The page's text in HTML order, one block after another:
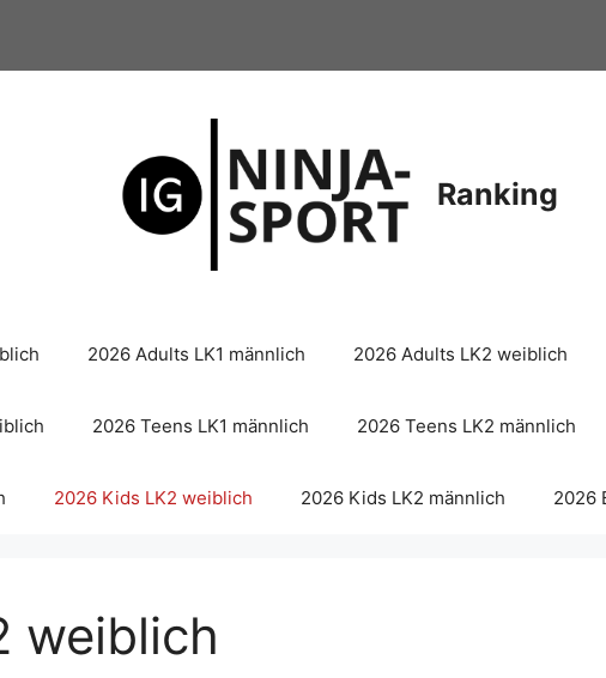
Ranking
2026 Adults LK1 männlich 2026 Adults LK2 weiblich
2026 Teens LK1 männlich 2026 Teens LK2 männlich
2026 Kids LK2 weiblich 2026 Kids LK2 männlich 2026
weiblich